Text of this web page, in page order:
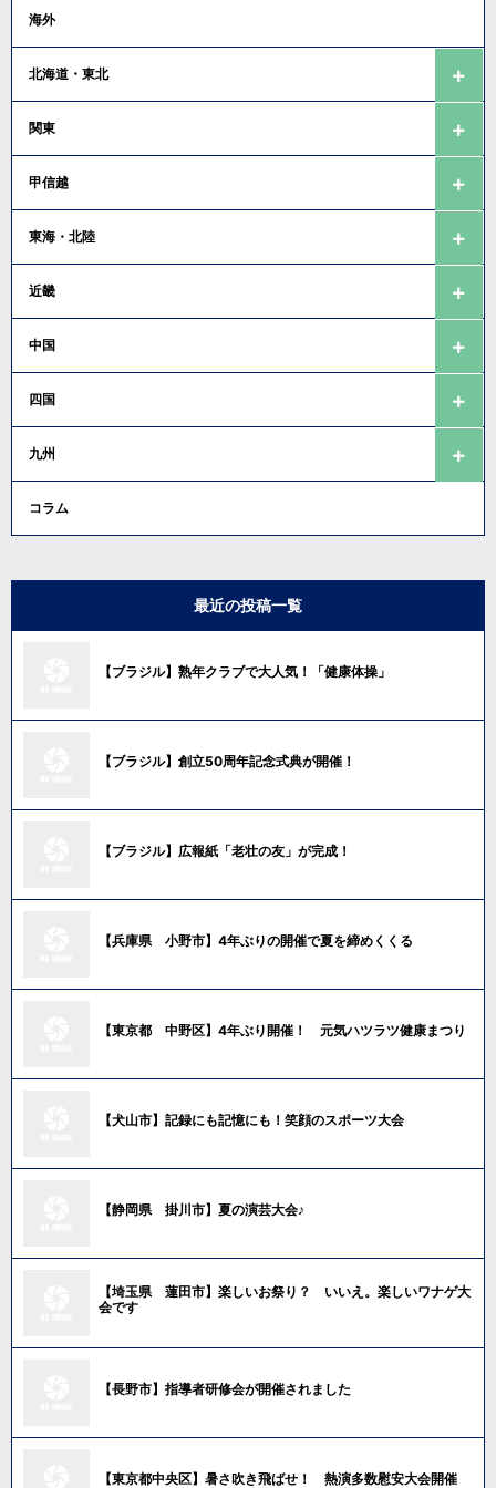
海外
北海道・東北
関東
甲信越
東海・北陸
近畿
中国
四国
九州
コラム
最近の投稿一覧
【ブラジル】熟年クラブで大人気！「健康体操」
【ブラジル】創立50周年記念式典が開催！
【ブラジル】広報紙「老壮の友」が完成！
【兵庫県 小野市】4年ぶりの開催で夏を締めくくる
【東京都 中野区】4年ぶり開催！ 元気ハツラツ健康まつり
【犬山市】記録にも記憶にも！笑顔のスポーツ大会
【静岡県 掛川市】夏の演芸大会♪
【埼玉県 蓮田市】楽しいお祭り？ いいえ。楽しいワナゲ大
会です
【長野市】指導者研修会が開催されました
【東京都中央区】暑さ吹き飛ばせ！ 熱演多数慰安大会開催